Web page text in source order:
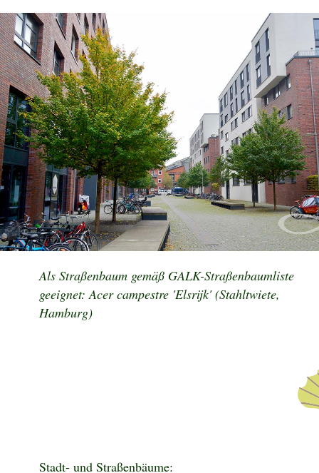
Als Straßenbaum gemäß GALK-Straßenbaumliste
geeignet: Acer campestre 'Elsrijk' (Stahltwiete,
Hamburg)
Stadt- und Straßenbäume: